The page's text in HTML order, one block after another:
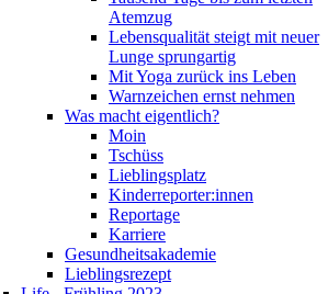
Atemzug
Lebensqualität steigt mit neuer
Lunge sprungartig
Mit Yoga zurück ins Leben
Warnzeichen ernst nehmen
Was macht eigentlich?
Moin
Tschüss
Lieblingsplatz
Kinderreporter:innen
Reportage
Karriere
Gesundheitsakademie
Lieblingsrezept